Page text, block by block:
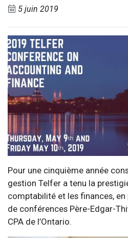
5 juin 2019
Pour une cinquième année
gestion Telfer a tenu la
comptabilité et les finances,
de conférences Père-Edgar-
CPA de l’Ontario.